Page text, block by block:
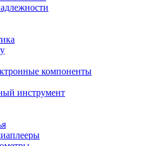
компоненты
инструмент